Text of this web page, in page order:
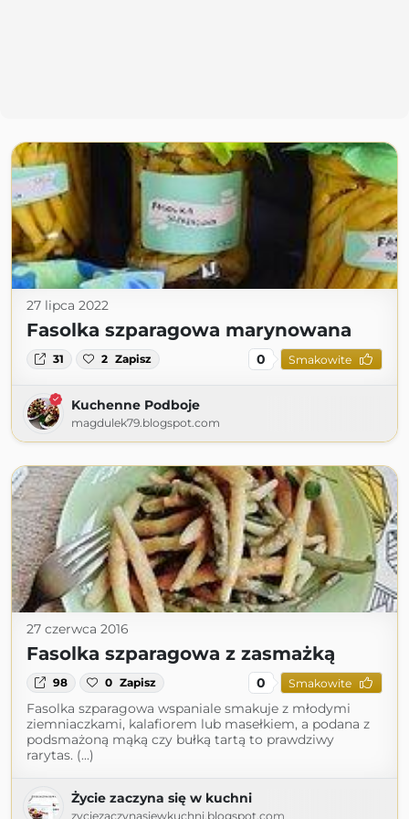
27 lipca 2022
Fasolka szparagowa marynowana
31 2 Zapisz 0 Smakowite
Kuchenne Podboje
magdulek79.blogspot.com
27 czerwca 2016
Fasolka szparagowa z zasmażką
98 0 Zapisz 0 Smakowite
Fasolka szparagowa wspaniale smakuje z młodymi
ziemniaczkami, kalafiorem lub masełkiem, a podana z
podsmażoną mąką czy bułką tartą to prawdziwy
rarytas. (...)
Życie zaczyna się w kuchni
zyciezaczynasiewkuchni.blogspot.com